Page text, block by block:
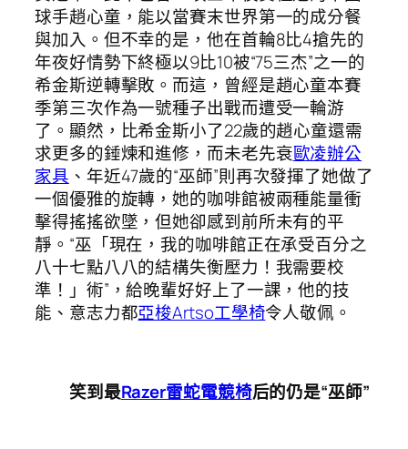
球手趙心童，能以當賽末世界第一的成分餐
與加入。但不幸的是，他在首輪8比4搶先的
年夜好情勢下終極以9比10被“75三杰”之一的
希金斯逆轉擊敗。而這，曾經是趙心童本賽
季第三次作為一號種子出戰而遭受一輪游
了。顯然，比希金斯小了22歲的趙心童還需
求更多的錘煉和進修，而未老先衰歐凌辦公
家具 、年近47歲的“巫師”則再次發揮了她做了
一個優雅的旋轉，她的咖啡館被兩種能量衝
擊得搖搖欲墜，但她卻感到前所未有的平
靜。“巫「現在，我的咖啡館正在承受百分之
八十七點八八的結構失衡壓力！我需要校
準！」術”，給晚輩好好上了一課，他的技
能、意志力都亞梭Artso工學椅令人敬佩。
笑到最Razer雷蛇電競椅后的仍是“巫師”